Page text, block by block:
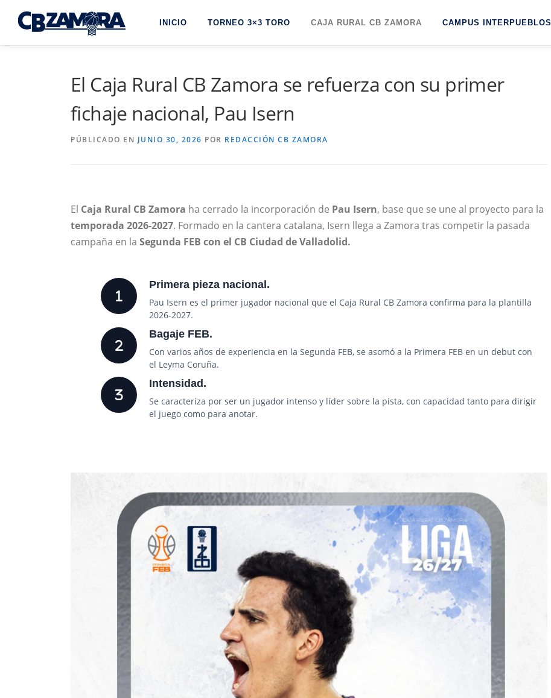
INICIO TORNEO 3×3 TORO CAJA RURAL CB ZAMORA CAMPUS INTERPUEBLOS
El Caja Rural CB Zamora se refuerza con su primer
fichaje nacional, Pau Isern
PÚBLICADO EN JUNIO 30, 2026 POR REDACCIÓN CB ZAMORA
El Caja Rural CB Zamora ha cerrado la incorporación de Pau Isern, base que se une al proyecto para la
temporada 2026-2027. Formado en la cantera catalana, Isern llega a Zamora tras competir la pasada
campaña en la Segunda FEB con el CB Ciudad de Valladolid.
Primera pieza nacional.
Pau Isern es el primer jugador nacional que el Caja Rural CB Zamora confirma para la plantilla
2026-2027.
Bagaje FEB.
Con varios años de experiencia en la Segunda FEB, se asomó a la Primera FEB en un debut con
el Leyma Coruña.
Intensidad.
Se caracteriza por ser un jugador intenso y líder sobre la pista, con capacidad tanto para dirigir
el juego como para anotar.